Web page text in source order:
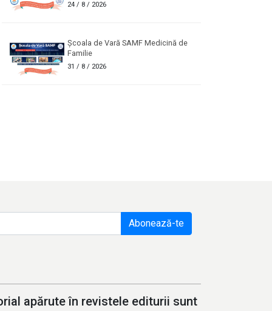
24/ 8 / 2026
Școala de Vară SAMF Medicină de
Familie
31 / 8 / 2026
Abonează-te
apărute în revistele editurii sunt